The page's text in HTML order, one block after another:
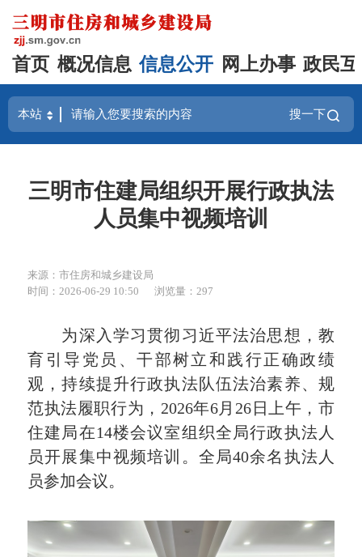
首页 概况信息 信息公开 网上办事 政民
搜一下
三明市住建局组织开展行政执法
人员集中视频培训
来源：市住房和城乡建设局
时间：2026-06-29 10:50
浏览量：297
为深入学习贯彻习近平法治思想，教
育引导党员、干部树立和践行正确政绩
观，持续提升行政执法队伍法治素养、规
范执法履职行为，2026年6月26日上午，市
住建局在14楼会议室组织全局行政执法人
员开展集中视频培训。全局40余名执法人
员参加会议。